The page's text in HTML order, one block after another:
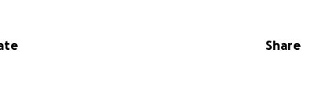
mis ahorros y te pido de todo corazón tuShare